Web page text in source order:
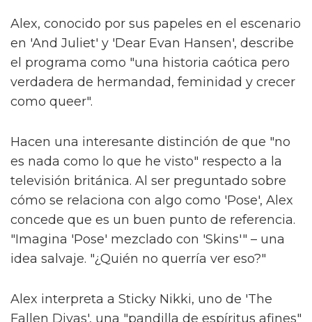
Alex, conocido por sus papeles en el escenario
en 'And Juliet' y 'Dear Evan Hansen', describe
el programa como "una historia caótica pero
verdadera de hermandad, feminidad y crecer
como queer".
Hacen una interesante distinción de que "no
es nada como lo que he visto" respecto a la
televisión británica. Al ser preguntado sobre
cómo se relaciona con algo como 'Pose', Alex
concede que es un buen punto de referencia.
"Imagina 'Pose' mezclado con 'Skins'" – una
idea salvaje. "¿Quién no querría ver eso?"
Alex interpreta a Sticky Nikki, uno de 'The
Fallen Divas', una "pandilla de espíritus afines"